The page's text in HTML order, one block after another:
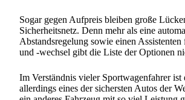
Sogar gegen Aufpreis bleiben große
Sicherheitsnetz. Denn mehr als eine
Abstandsregelung sowie einen
und -wechsel gibt die Liste der Optionen
Im Verständnis vieler Sportwagenfahrer ist
allerdings eines der sichersten Autos der